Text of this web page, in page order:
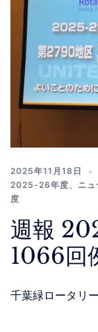
2025年11月18日
2025-26年度、 ニュ
度
週報
1066回
千葉緑ロータリ